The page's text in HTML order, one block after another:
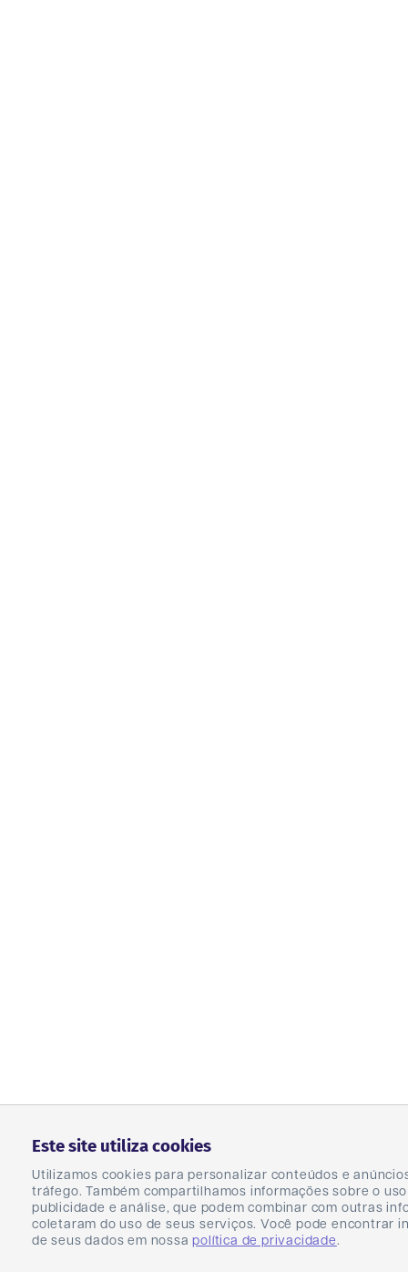
Este site utiliza cookies
Utilizamos cookies para personalizar conteúdos e
tráfego. Também compartilhamos informações sobre o
publicidade e análise, que podem combinar com outras
coletaram do uso de seus serviços. Você pode encontrar
de seus dados em nossa política de privacidade.